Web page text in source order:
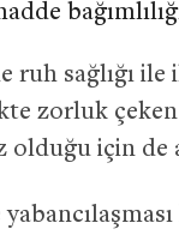
ruh sağlığı
zorluk
olduğu için